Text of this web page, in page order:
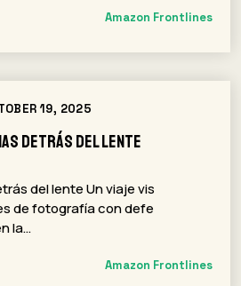
Amazon Frontlines
19, 2025
detrás del lente
del lente Un viaje vis
de fotografía con defe
la…
Amazon Frontlines